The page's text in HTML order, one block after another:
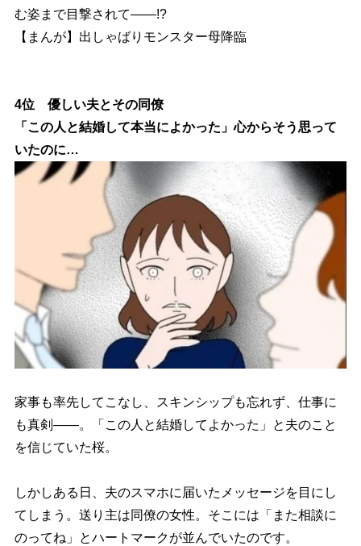
む姿まで目撃されて――!?
【まんが】出しゃばりモンスター母降臨
4位 優しい夫とその同僚
「この人と結婚して本当によかった」心からそう思って
いたのに…
家事も率先してこなし、スキンシップも忘れず、仕事に
も真剣――。「この人と結婚してよかった」と夫のこと
を信じていた桜。
しかしある日、夫のスマホに届いたメッセージを目にし
てしまう。送り主は同僚の女性。そこには「また相談に
のってね」とハートマークが並んでいたのです。